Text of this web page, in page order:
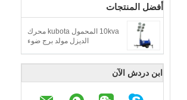
أفضل المنتجات
10kva المحمول kubota محرك
الديزل مولد برج ضوء
ابن دردش الآن